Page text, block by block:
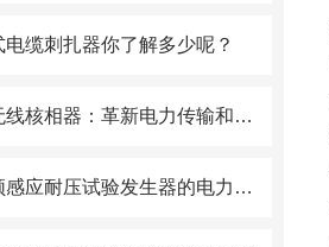
电缆刺扎器你了解多少呢？
高压无线核相器：革新电力传输和分配的前沿技术
三倍频感应耐压试验发生器的电力革新之路